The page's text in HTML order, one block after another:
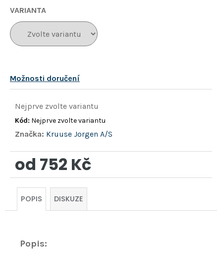
VARIANTA
Možnosti doručení
Nejprve zvolte variantu
Kód: Nejprve zvolte variantu
Značka: Kruuse Jorgen A/S
od 752 Kč
Měrná
POPIS DISKUZE
Popis:
m
e